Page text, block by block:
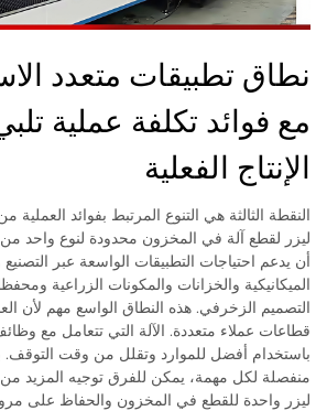
نطاق تطبيقات متعدد
مع فوائد تكلفة عملية
الإنتاج الفعلية
النقطة الثالثة هي التنوع المرتبط بفوائد
ليزر لقطع آلة في المخزون محدودة لنوع واحد
أن يدعم احتياجات التطبيقات الواسعة عبر
الميكانيكية والخزانات والمكونات الزراعية
التصميم الزخرفي. هذه النطاق الواسع مهم لأن
قطاعات عملاء متعددة. الآلة التي تتعامل مع
باستخدام أفضل للموارد وتقلل من وقت التوقف.
منفصلة لكل مهمة، يمكن للفرق توجيه المزيد
ليزر واحدة للقطع في المخزون والحفاظ على